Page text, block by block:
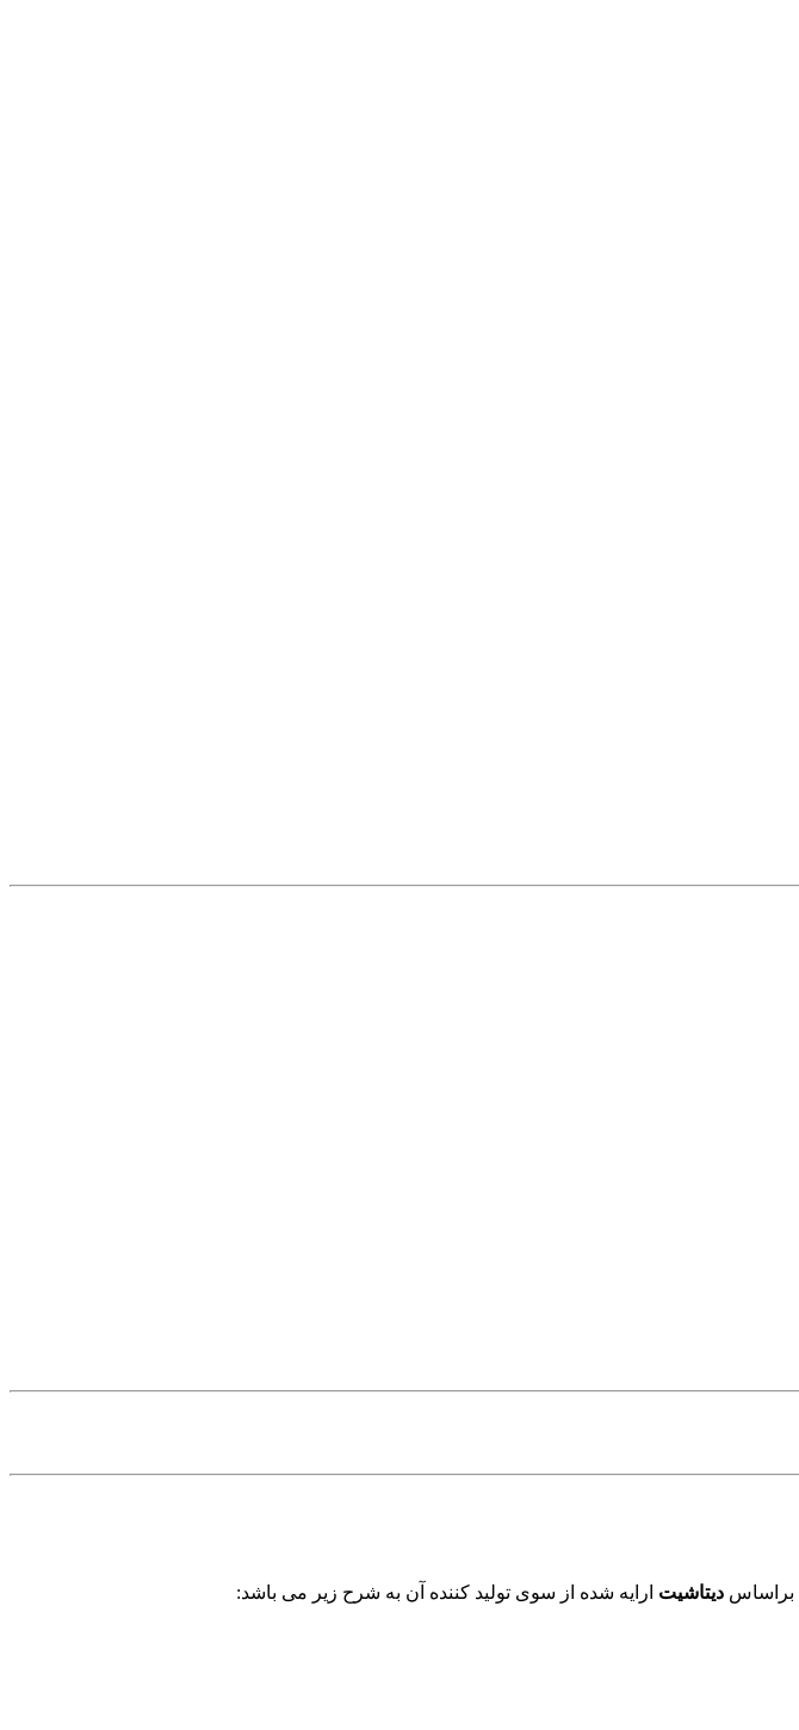
دیتاشیت ارایه شده از سوی تولید کننده آن به شرح زیر می باشد: